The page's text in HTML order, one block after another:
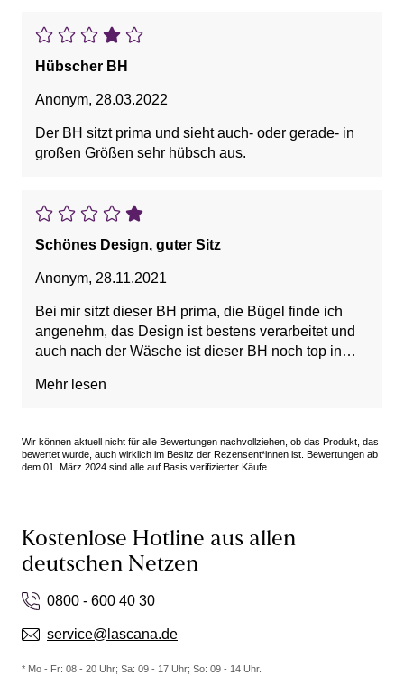
Hübscher BH
Anonym, 28.03.2022
Der BH sitzt prima und sieht auch- oder gerade- in
großen Größen sehr hübsch aus.
Schönes Design, guter Sitz
Anonym, 28.11.2021
Bei mir sitzt dieser BH prima, die Bügel finde ich
angenehm, das Design ist bestens verarbeitet und
auch nach der Wäsche ist dieser BH noch top in
Mehr lesen
Wir können aktuell nicht für alle Bewertungen nachvollziehen, ob das Produkt, das
bewertet wurde, auch wirklich im Besitz der Rezensent*innen ist. Bewertungen ab
dem 01. März 2024 sind alle auf Basis verifizierter Käufe.
Kostenlose Hotline aus allen
deutschen Netzen
0800 - 600 40 30
service@lascana.de
* Mo - Fr: 08 - 20 Uhr; Sa: 09 - 17 Uhr; So: 09 - 14 Uhr.